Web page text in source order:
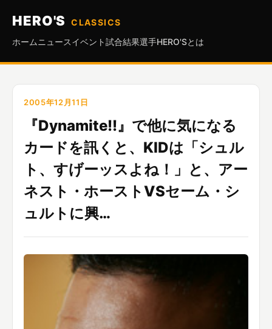
HERO'S
CLASSICS
ホーム ニュースイベント試合結果選手HERO'Sとは
2005年12月11日
『Dynamite!!』で他に気になる
カードを訊くと、KIDは「シュル
ト、すげーッスよね！」と、アー
ネスト・ホーストVSセーム・シ
ュルトに興…